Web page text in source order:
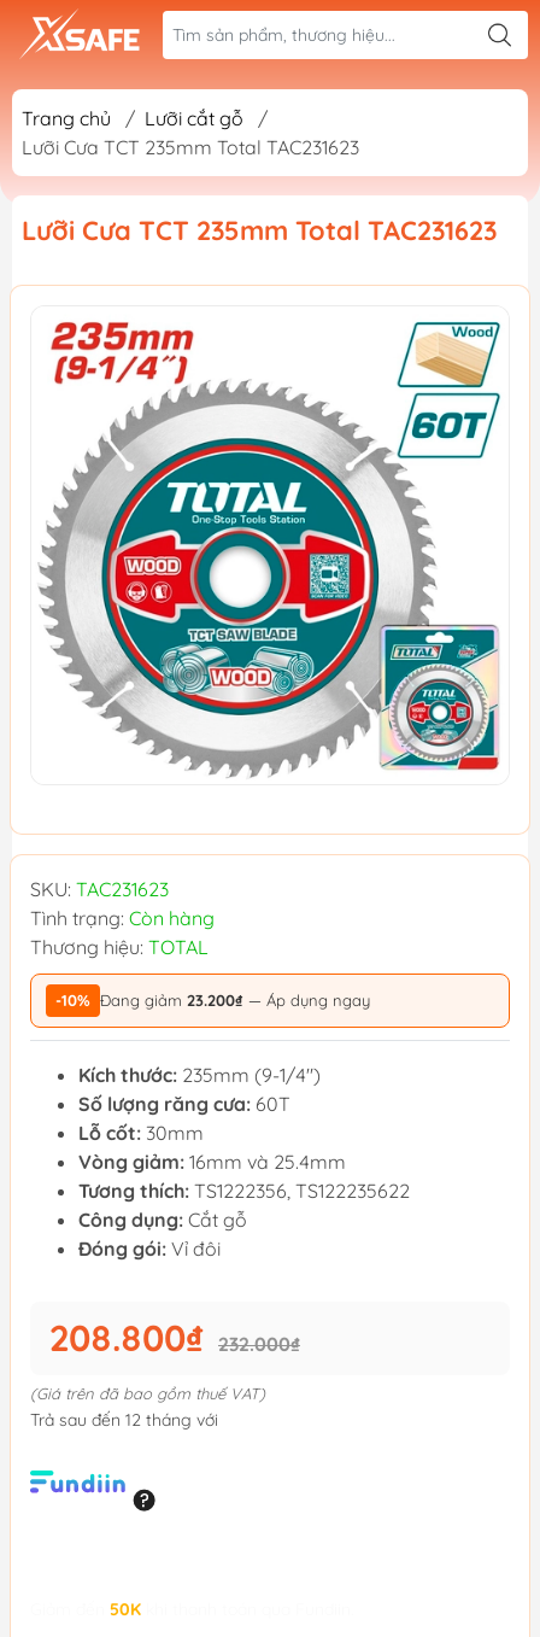
Trang chủ / Lưỡi cắt gỗ
/
Lưỡi Cưa TCT 235mm Total TAC231623
Lưỡi Cưa TCT 235mm Total TAC231623
SKU: TAC231623
Tình trạng: Còn hàng
Thương hiệu: TOTAL
-10% Đang giảm 23.200₫ — Áp dụng ngay
Kích thước: 235mm (9-1/4")
Số lượng răng cưa: 60T
Lỗ cốt: 30mm
Vòng giảm: 16mm và 25.4mm
Tương thích: TS1222356, TS122235622
Công dụng: Cắt gỗ
Đóng gói: Vỉ đôi
208.800₫ 232.000₫
(Giá trên đã bao gồm thuế VAT)
Trả sau đến 12 tháng với
50K